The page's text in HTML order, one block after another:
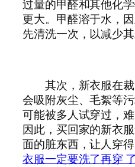
过量的甲醛和其他化
更大。甲醛溶于水，
先清洗一次，以减少其
其次，新衣服在裁
会吸附灰尘、毛絮等
可能被多人试穿过，
因此，买回家的新衣
面的脏东西，让人穿
衣服一定要洗了再穿